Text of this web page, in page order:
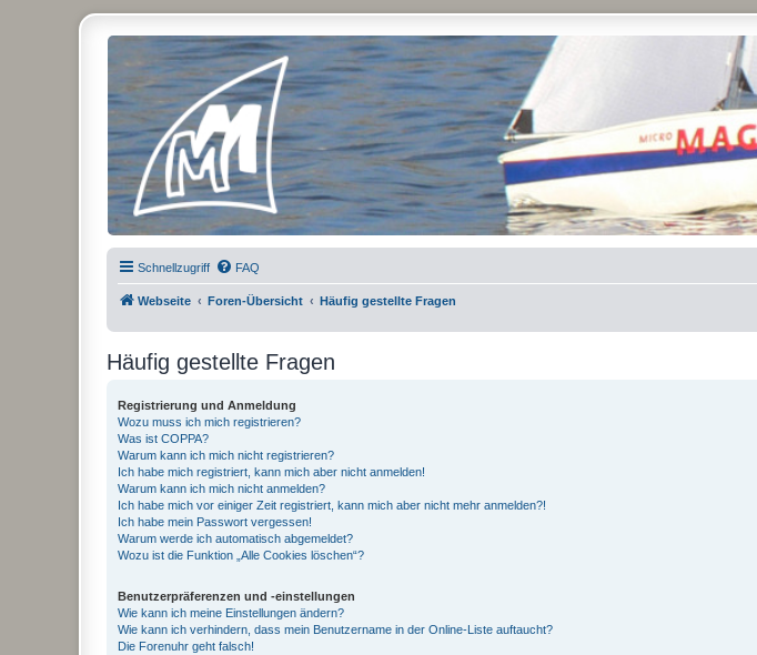
Micro Magic Forum Deutschland
Schnellzugriff FAQ
Webseite Foren-Übersicht Häufig gestellte Fragen
Häufig gestellte Fragen
Registrierung und Anmeldung
Wozu muss ich mich registrieren?
Was ist COPPA?
Warum kann ich mich nicht registrieren?
Ich habe mich registriert, kann mich aber nicht anmelden!
Warum kann ich mich nicht anmelden?
Ich habe mich vor einiger Zeit registriert, kann mich aber nicht mehr anmelden?!
Ich habe mein Passwort vergessen!
Warum werde ich automatisch abgemeldet?
Wozu ist die Funktion „Alle Cookies löschen“?
Benutzerpräferenzen und -einstellungen
Wie kann ich meine Einstellungen ändern?
Wie kann ich verhindern, dass mein Benutzername in der Online-Liste auftaucht?
Die Forenuhr geht falsch!